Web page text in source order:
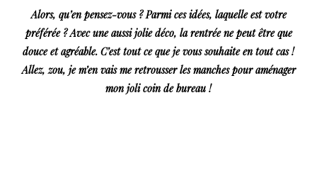
Alors, qu’en pensez-vous ? Parmi ces idées, laquelle est votre
préférée ?Avec une aussi jolie déco, la rentrée ne peut être que
douce et agréable. C’est tout ce que je vous souhaite en tout cas !
Allez, zou, je m’en vais me retrousser les manches pour aménager
mon joli coin de bureau !